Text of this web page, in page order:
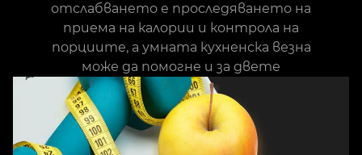
отслабването е проследяването на
приема на калории и контрола на
порциите, а умната кухненска везна
може да помогне и за двете